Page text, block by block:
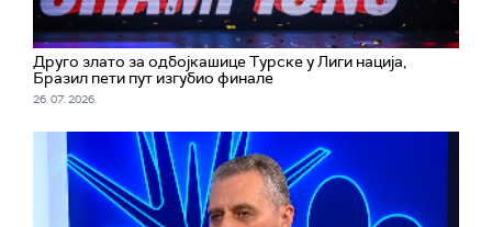
Друго злато за одбојкашице Турске у Лиги нација,
Бразил пети пут изгубио финале
26. 07. 2026.